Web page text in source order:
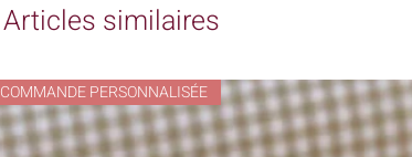
Articles similaires
COMMANDE PERSONNALISÉE